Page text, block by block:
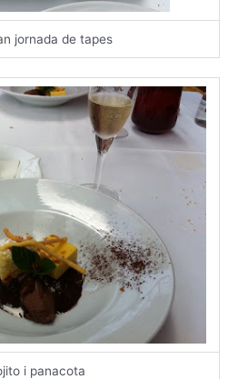
jornada de tapes
i panacota